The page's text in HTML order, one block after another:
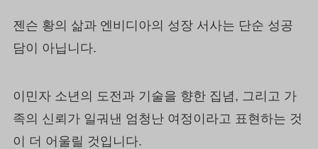
젠슨 황의 삶과 엔비디아의 성장 서사는 단순 성공
담이 아닙니다.
이민자 소년의 도전과 기술을 향한 집념, 그리고 가
족의 신뢰가 일궈낸 엄청난 여정이라고 표현하는 것
이 더 어울릴 것입니다.